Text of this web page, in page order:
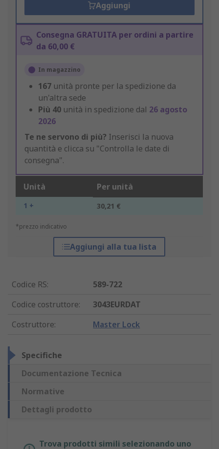
Aggiungi
Consegna GRATUITA per ordini a partire
da 60,00 €
In magazzino
167 unità pronte per la spedizione da
un'altra sede
Più 40 unità in spedizione dal 26 agosto
2026
Te ne servono di più? Inserisci la nuova
quantità e clicca su "Controlla le date di
consegna".
Unità Per unità
1 + 30,21 €
*prezzo indicativo
Aggiungi alla tua lista
Codice RS:
589-722
Codice costruttore:
3043EURDAT
Costruttore: Master Lock
Specifiche
Documentazione Tecnica
Normative
Dettagli prodotto
Trova prodotti simili selezionando uno